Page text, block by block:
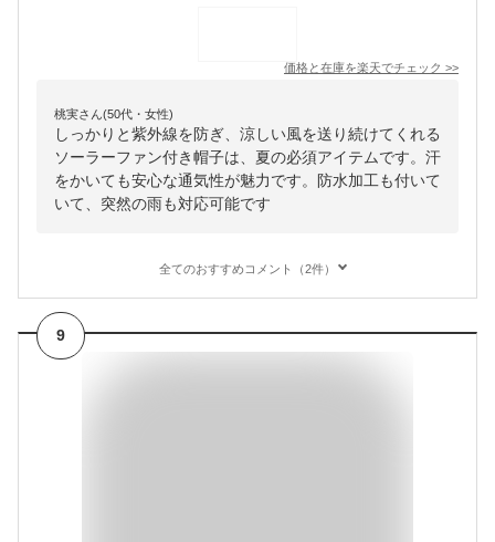
価格と在庫を楽天でチェック >>
桃実さん(50代・女性)
しっかりと紫外線を防ぎ、涼しい風を送り続けてくれる
ソーラーファン付き帽子は、夏の必須アイテムです。汗
をかいても安心な通気性が魅力です。防水加工も付いて
いて、突然の雨も対応可能です
全てのおすすめコメント（2件）
9